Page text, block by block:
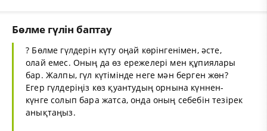
Бөлме гүлін баптау
? Бөлме гүлдерін күту оңай көрінгенімен, әсте,
олай емес. Оның да өз ережелері мен құпиялары
бар. Жалпы, гүл күтімінде неге мән берген жөн?
Егер гүлдеріңіз көз қуантудың орнына күннен-
күнге солып бара жатса, онда оның себебін тезірек
анықтаңыз.